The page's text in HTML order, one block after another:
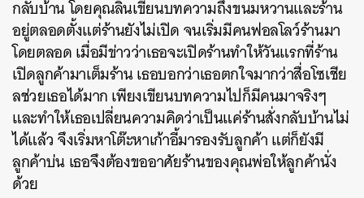
กลับบ้านโดยคุณลินเขียนบทความถึงขนมหวานและร้าน
อยู่ตลอดตั้งแต่ร้านยังไม่เปิดจนเริ่มมีคนฟอลโลว์ร้านมา
โดยตลอดเมื่อมีข่าวว่าเธอจะเปิดร้านทำให้วันแรกที่ร้าน
เปิดลูกค้ามาเต็มร้านเธอบอกว่าเธอตกใจมากว่าสื่อโซเชีย
ลช่วยเธอได้มากเพียงเขียนบทความไปก็มีคนมาจริงๆ
และทำให้เธอเปลี่ยนความคิดว่าเป็นแค่ร้านสั่งกลับบ้านไม่
ได้แล้วจึงเริ่มหาโต๊ะหาเก้าอี้มารองรับลูกค้าแต่ก็ยังมี
ลูกค้าบ่นเธอจึงต้องขออาศัยร้านของคุณพ่อให้ลูกค้านั่ง
ด้วย